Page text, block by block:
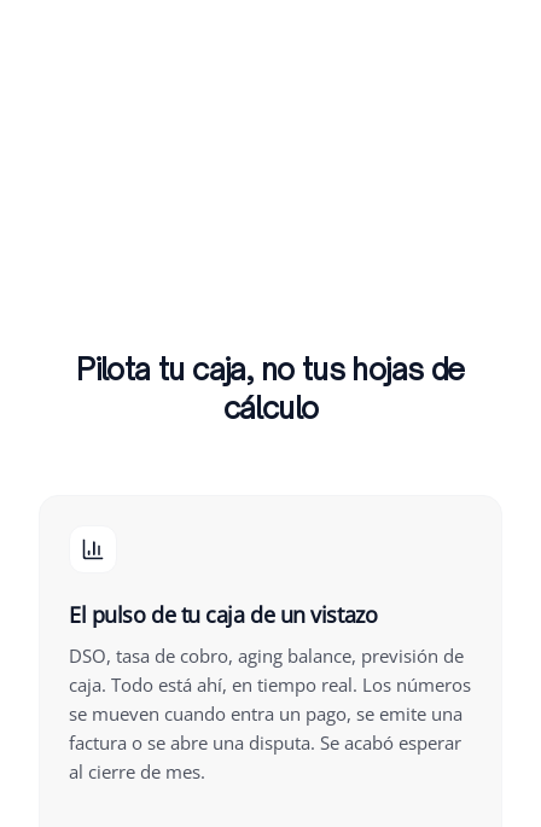
Pilota tu caja, no tus hojas de
cálculo
El pulso de tu caja de un vistazo
DSO, tasa de cobro, aging balance, previsión de
caja. Todo está ahí, en tiempo real. Los números
se mueven cuando entra un pago, se emite una
factura o se abre una disputa. Se acabó esperar
al cierre de mes.